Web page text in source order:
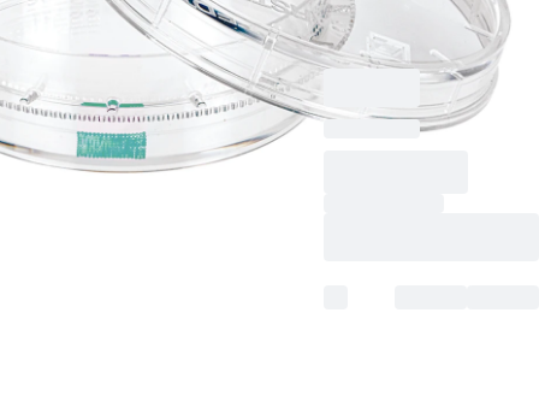
ド： 緑, TC Tested,
10 個/袋